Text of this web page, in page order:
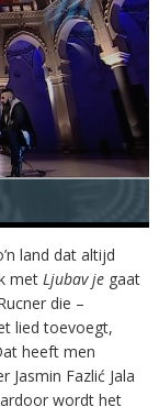
land dat altijd
met Ljubav jegaat
die –
lied toevoegt,
heeft men
Fazlić Jala
wordt het